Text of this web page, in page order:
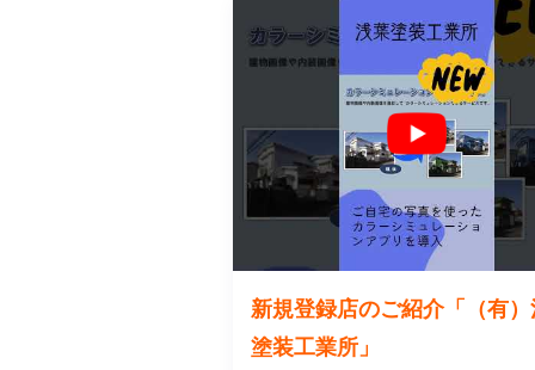
新規登録店のご紹介「（有
塗装工業所」